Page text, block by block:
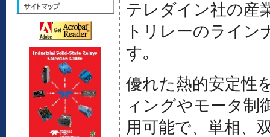
テレダイン社の産
トリレーのライン
す｡
優れた熱的安定性
ィングやモータ制
用可能で、単相、